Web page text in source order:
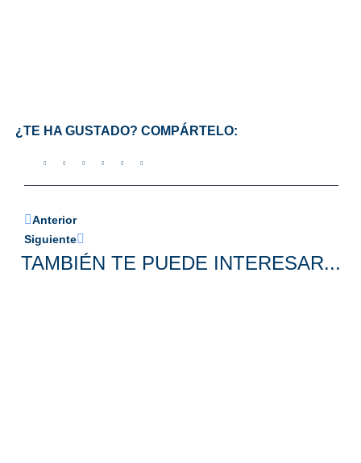
¿TE HA GUSTADO? COMPÁRTELO:
Anterior
Siguiente
TAMBIÉN TE PUEDE INTERESAR...